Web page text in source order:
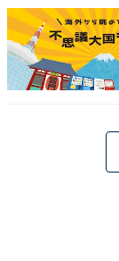
場）。
料金
※2026年2月16